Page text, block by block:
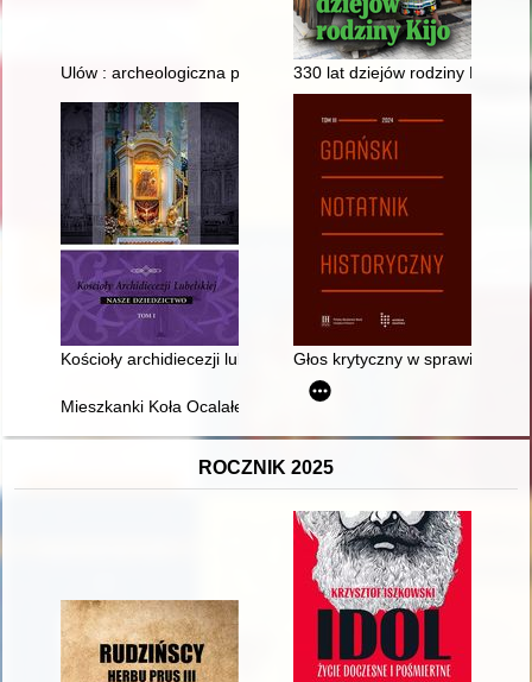
Ulów : archeologiczna perła Roztocza : wielokulturowy
330 lat dziejów rodziny Kijo
Kościoły archidiecezji lubelskiej : nasze dziedzictwo. T. 1
Głos krytyczny w sprawie
Mieszkanki Koła Ocalałe z Holokaustu : wspomnienia Lei
ROCZNIK 2025